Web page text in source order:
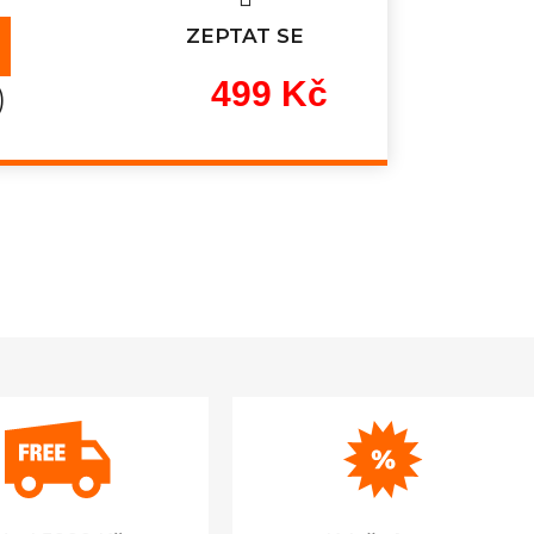
ZEPTAT SE
499 Kč
cena: